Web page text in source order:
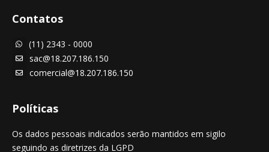
Contatos
 (11) 2343 - 0000
 sac@18.207.186.150
 comercial@18.207.186.150
Políticas
Os dados pessoais indicados serão mantidos em sigilo
seguindo as diretrizes da LGPD